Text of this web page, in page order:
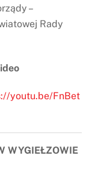
–
Rady
youtu.be/FnBet
WYGIEŁZOWIE